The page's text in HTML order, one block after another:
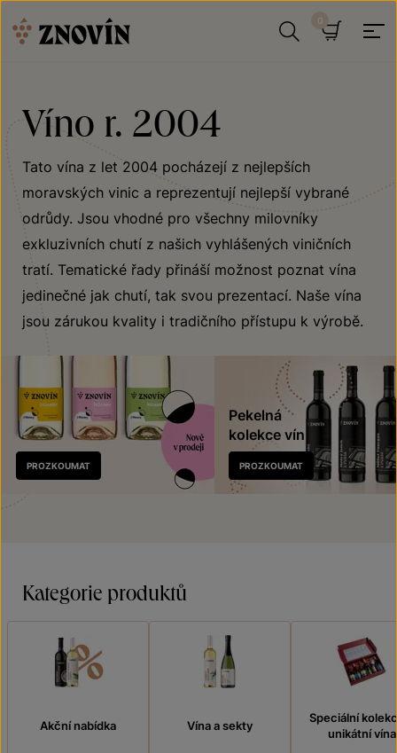
Víno r. 2004
Tato vína z let 2004 pocházejí z nejlepších
moravských vinic a reprezentují nejlepší vybrané
odrůdy. Jsou vhodné pro všechny milovníky
exkluzivních chutí z našich vyhlášených viničních
tratí. Tematické řady přináší možnost poznat vína
jedinečné jak chutí, tak svou prezentací. Naše vína
jsou zárukou kvality i tradičního přístupu k výrobě.
Nově
v prodeji
PROZKOUMAT
Pekelná
kolekce vín
PROZKOUMAT
Kategorie produktů
Akční nabídka Vína a sekty
Speciální
unikátní vína